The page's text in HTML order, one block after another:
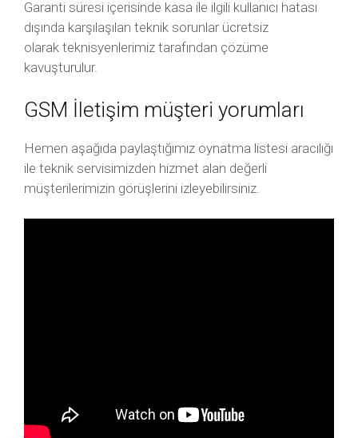
Garanti süresi içerisinde kasa ile ilgili kullanıcı hatası
dışında karşılaşılan teknik sorunlar ücretsiz
olarak teknisyenlerimiz tarafından çözüme
kavuşturulur.
GSM İletişim müşteri yorumları
Hemen aşağıda paylaştığımız oynatma listesi aracılığı
ile teknik servisimizden hizmet alan değerli
müşterilerimizin görüşlerini izleyebilirsiniz.